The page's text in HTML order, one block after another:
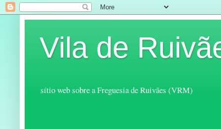
Vila de
sítio web sobre a Freguesia de Ruivães (VRM)